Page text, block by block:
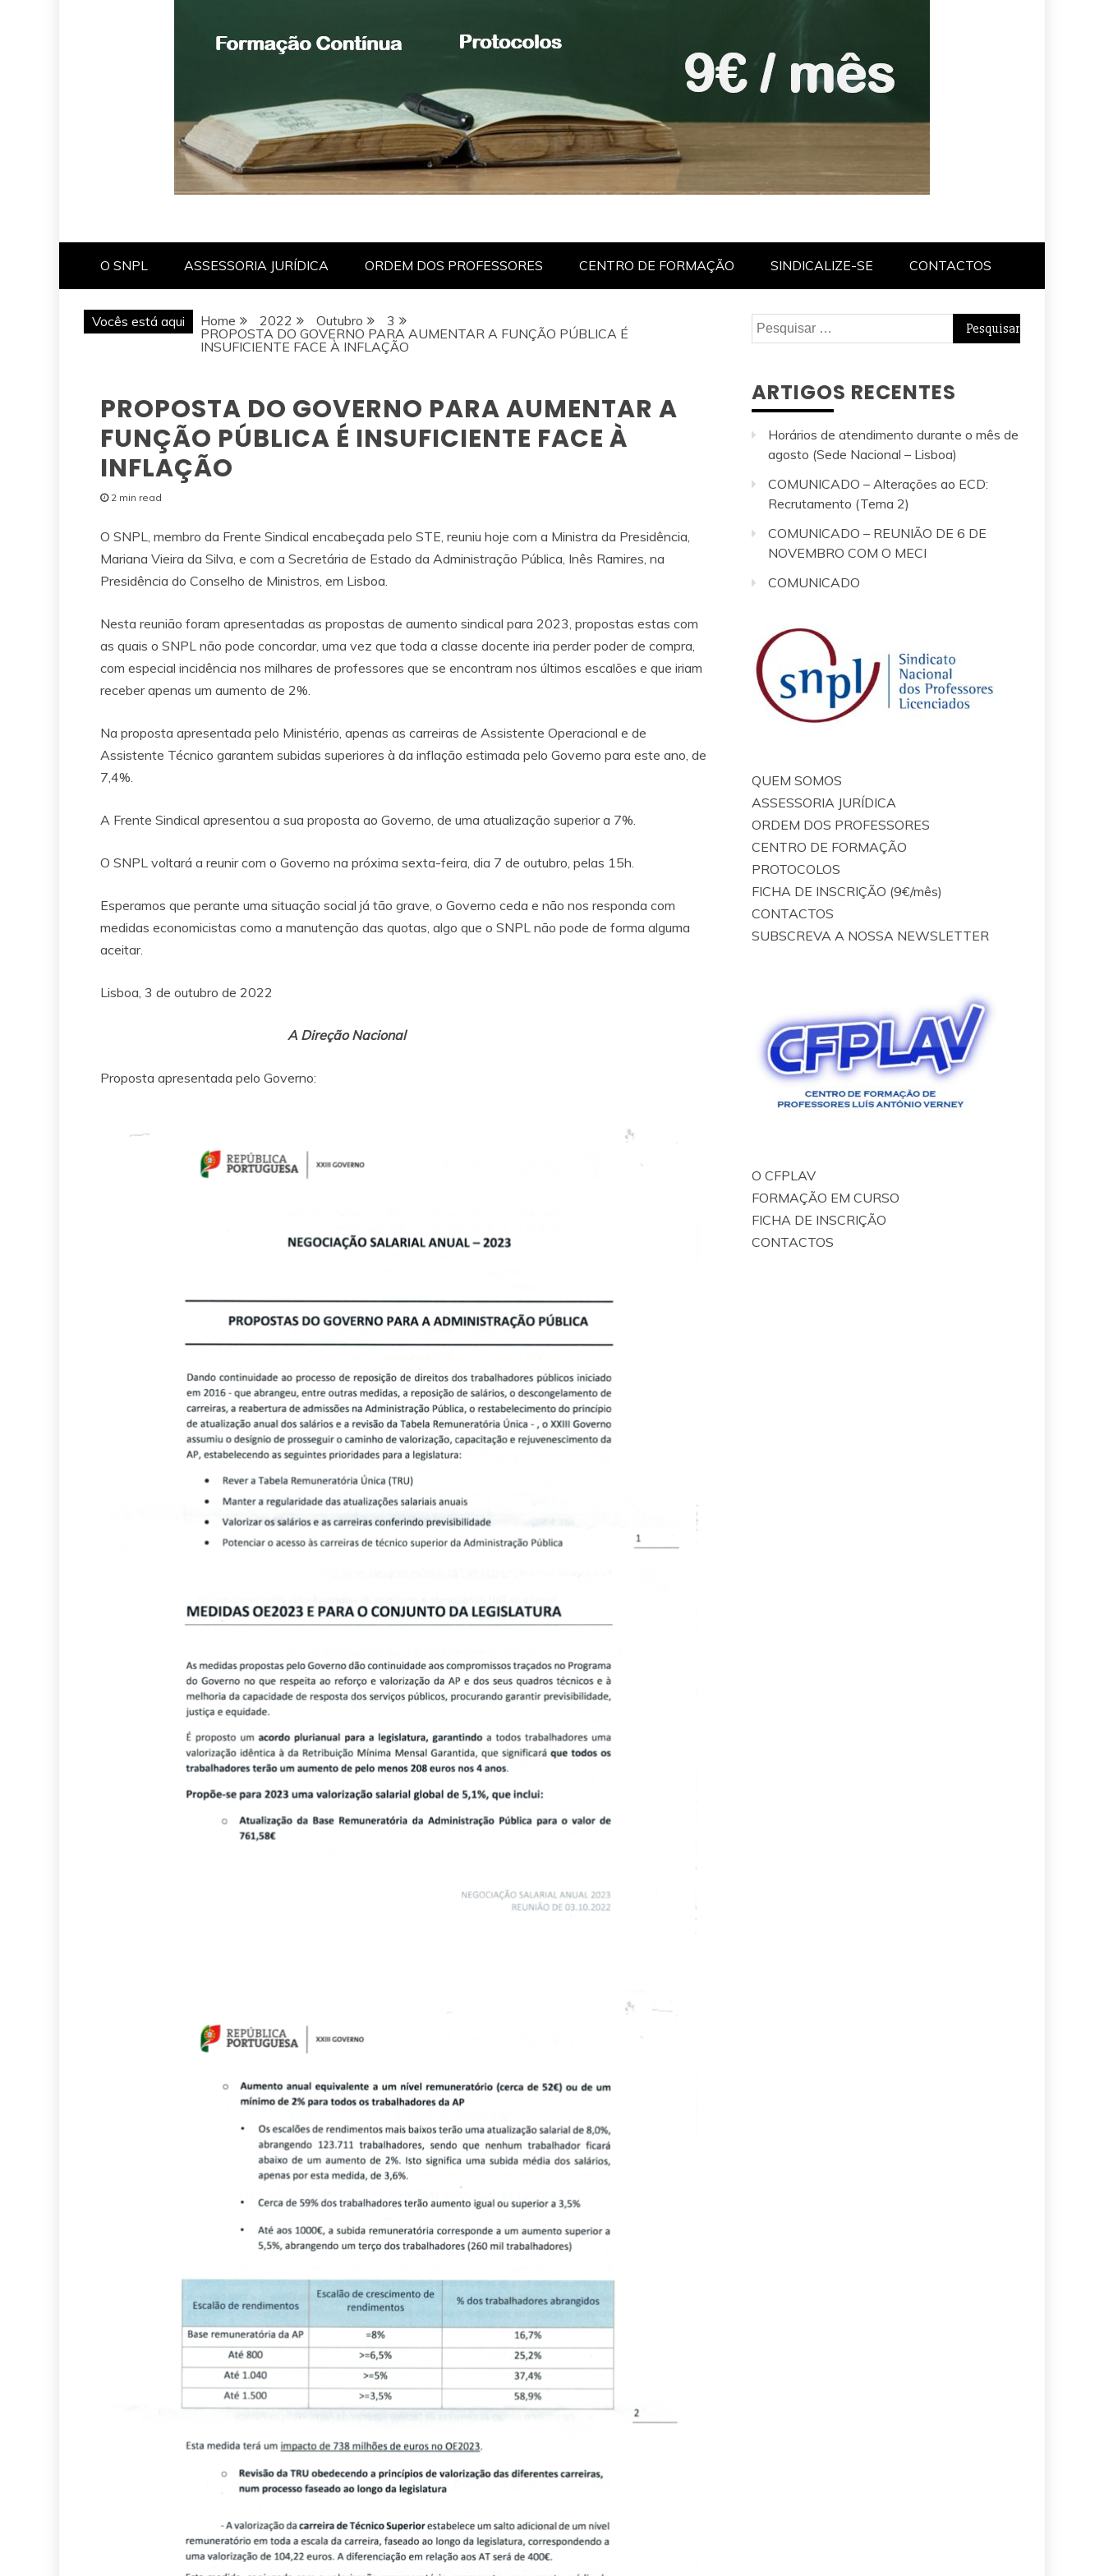
O SNPL ASSESSORIA JURÍDICA ORDEM DOS PROFESSORES CENTRO DE FORMAÇÃO SINDICALIZE-SE CONTACTOS
Vocês está aqui Home 2022 Outubro
3
PROPOSTA DO GOVERNO PARA AUMENTAR A FUNÇÃO PÚBLICA É
INSUFICIENTE FACE À INFLAÇÃO
PROPOSTA DO GOVERNO PARA AUMENTAR A
FUNÇÃO PÚBLICA É INSUFICIENTE FACE À
INFLAÇÃO
2 min read
O SNPL, membro da Frente Sindical encabeçada pelo STE, reuniu hoje com a Ministra da Presidência,
Mariana Vieira da Silva, e com a Secretária de Estado da Administração Pública, Inês Ramires, na
Presidência do Conselho de Ministros, em Lisboa.
Nesta reunião foram apresentadas as propostas de aumento sindical para 2023, propostas estas com
as quais o SNPL não pode concordar, uma vez que toda a classe docente iria perder poder de compra,
com especial incidência nos milhares de professores que se encontram nos últimos escalões e que iriam
receber apenas um aumento de 2%.
Na proposta apresentada pelo Ministério, apenas as carreiras de Assistente Operacional e de
Assistente Técnico garantem subidas superiores à da inflação estimada pelo Governo para este ano, de
7,4%.
A Frente Sindical apresentou a sua proposta ao Governo, de uma atualização superior a 7%.
O SNPL voltará a reunir com o Governo na próxima sexta-feira, dia 7 de outubro, pelas 15h.
Esperamos que perante uma situação social já tão grave, o Governo ceda e não nos responda com
medidas economicistas como a manutenção das quotas, algo que o SNPL não pode de forma alguma
aceitar.
Lisboa, 3 de outubro de 2022
A Direção Nacional
Proposta apresentada pelo Governo:
Pesquisar
por:
ARTIGOS RECENTES
Horários de atendimento durante o mês de
agosto (Sede Nacional – Lisboa)
COMUNICADO – Alterações ao ECD:
Recrutamento (Tema 2)
COMUNICADO – REUNIÃO DE 6 DE
NOVEMBRO COM O MECI
COMUNICADO
QUEM SOMOS
ASSESSORIA JURÍDICA
ORDEM DOS PROFESSORES
CENTRO DE FORMAÇÃO
PROTOCOLOS
FICHA DE INSCRIÇÃO (9€/mês)
CONTACTOS
SUBSCREVA A NOSSA NEWSLETTER
O CFPLAV
FORMAÇÃO EM CURSO
FICHA DE INSCRIÇÃO
CONTACTOS